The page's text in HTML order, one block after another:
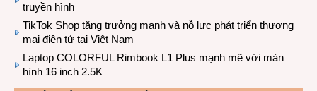
truyền hình
TikTok Shop tăng trưởng mạnh và nỗ lực phát triển thương
mại điện tử tại Việt Nam
Laptop COLORFUL Rimbook L1 Plus mạnh mẽ với màn
hình 16 inch 2.5K